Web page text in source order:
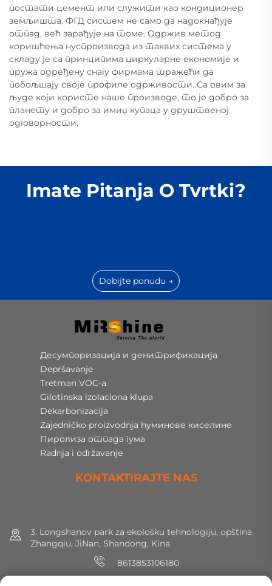
постати цемент или служити као кондиционер
земљишта. ФГД систем не само да надокнађује
отпад, већ зарађује на томе. Одржив метод
коришћења нуспроизвода из таквих система у
складу је са принципима циркуларне економије и
пружа одређену снагу фирмама тражећи да
побољшају своје профиле одрживости. Са овим за
људе који користе наше производе, то је добро за
планету и добро за имиџ купаца у друштвеној
одговорности.
Imate Pitanja O Tvrtki?
Dobijte ponudu →
Десумпоризација и денитрификација
Depršavanje
Tretman VOC-a
Gilotinska izolaciona klupa
Dekarbonizacija
Zajedničko proizvodnja hуминове киселине
Пиролиза отпада гума
Radnja i održavanje
KONTAKTIRAJTE NAS
3. Longshanov park za ekološku tehnologiju, opština
Zhangqiu, JiNan, Shandong, Kina
8613853106180